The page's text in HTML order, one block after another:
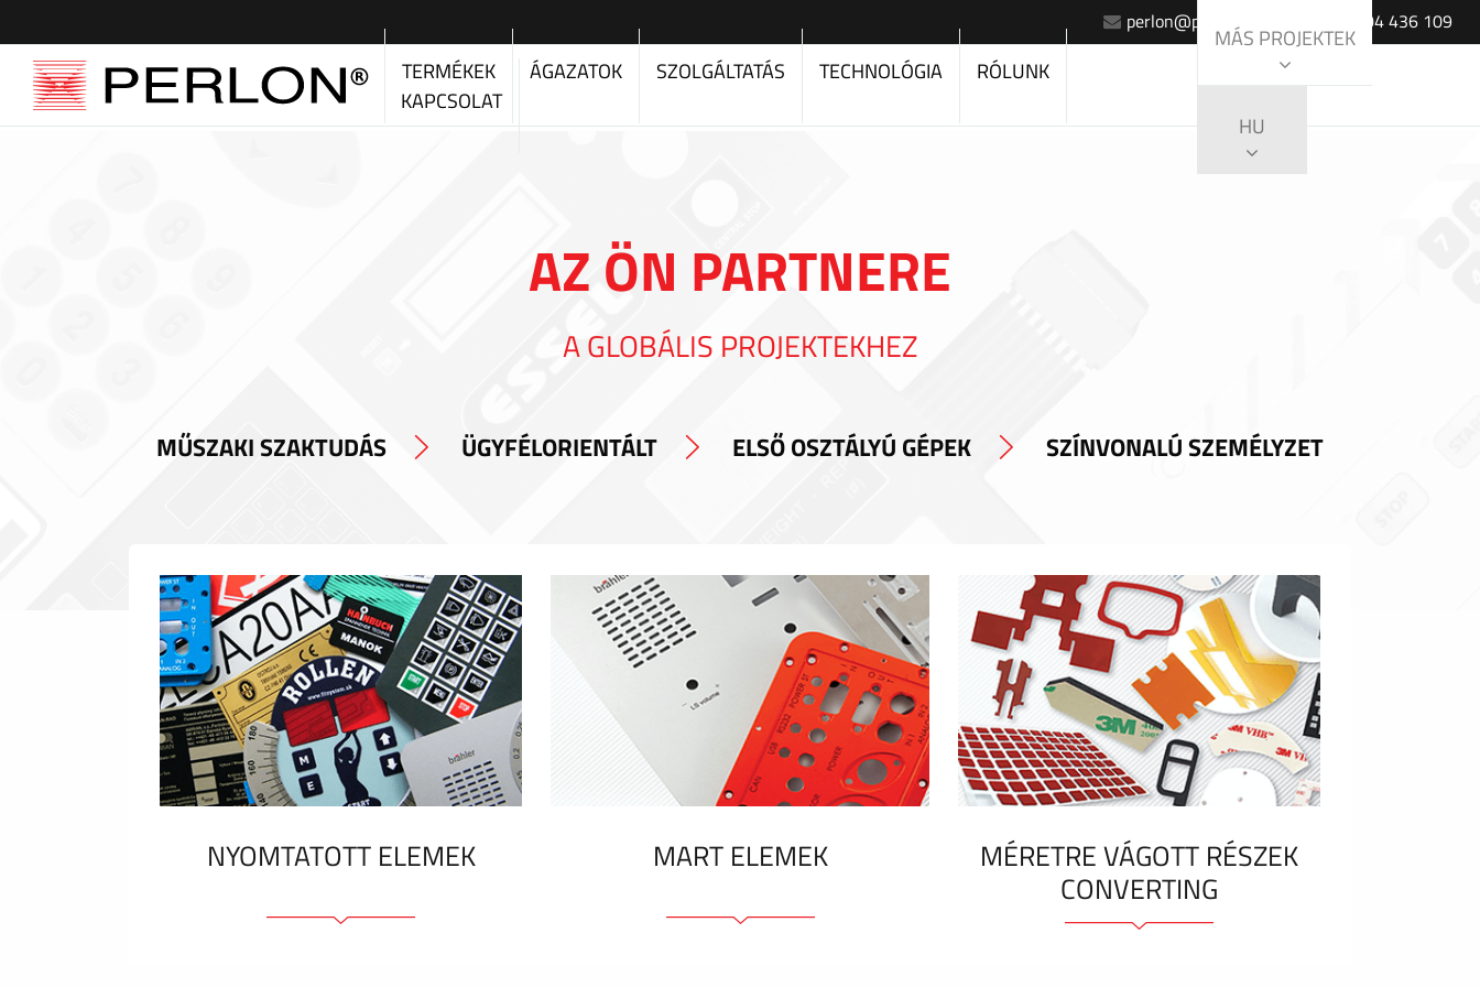
perlon@perlon.sk +420 604 436 109
TERMÉKEK ÁGAZATOK SZOLGÁLTATÁS TECHNOLÓGIA
RÓLUNK
KAPCSOLAT
MÁS PROJEKTEK
HU
AZ ÖN PARTNERE
A GLOBÁLIS PROJEKTEKHEZ
MŰSZAKI SZAKTUDÁS ÜGYFÉLORIENTÁLT ELSŐ OSZTÁLYÚ GÉPEK SZÍNVONALÚ SZEMÉLYZET
NYOMTATOTT ELEMEK MART ELEMEK MÉRETRE VÁGOTT RÉSZEK
CONVERTING